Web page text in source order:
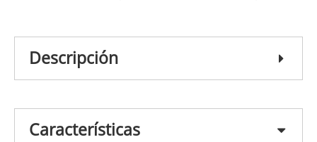
Descripción
Características